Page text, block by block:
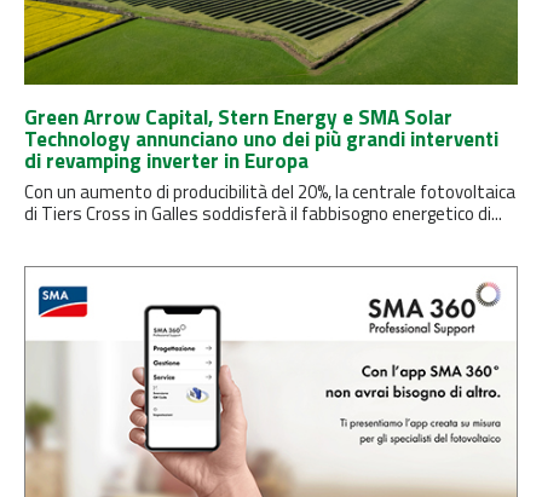
Green Arrow Capital, Stern Energy e SMA Solar
Technology annunciano uno dei più grandi interventi
di revamping inverter in Europa
Con un aumento di producibilità del 20%, la centrale fotovoltaica
di Tiers Cross in Galles soddisferà il fabbisogno energetico di...